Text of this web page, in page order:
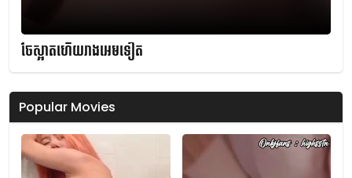
ចែស្អាតហើយរាងអេមទៀត
Popular Movies